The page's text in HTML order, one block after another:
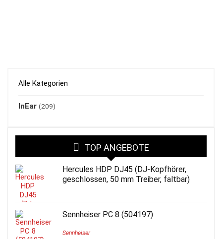
Alle Kategorien
InEar (209)
TOP ANGEBOTE
Hercules HDP DJ45 (DJ-Kopfhörer,
geschlossen, 50 mm Treiber, faltbar)
Sennheiser PC 8 (504197)
Sennheiser